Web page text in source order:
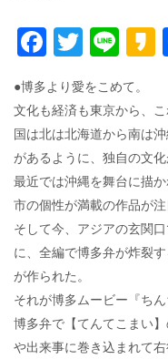
F
ac
e
b
o
o
k
T
w
itt
er
Li
e
●博多より愛をこめて。
文化も経済も東京から、
国は北は北海道から南は
があるように、独自の文化
最近では沖縄を舞台に描
市の個性が満載の作品が注
そして今、アジアの玄関
に、全編で博多弁が炸裂
が作られた。
それが博多ムービー『ち
博多弁で【てんてこまい
や出来事に巻き込まれて